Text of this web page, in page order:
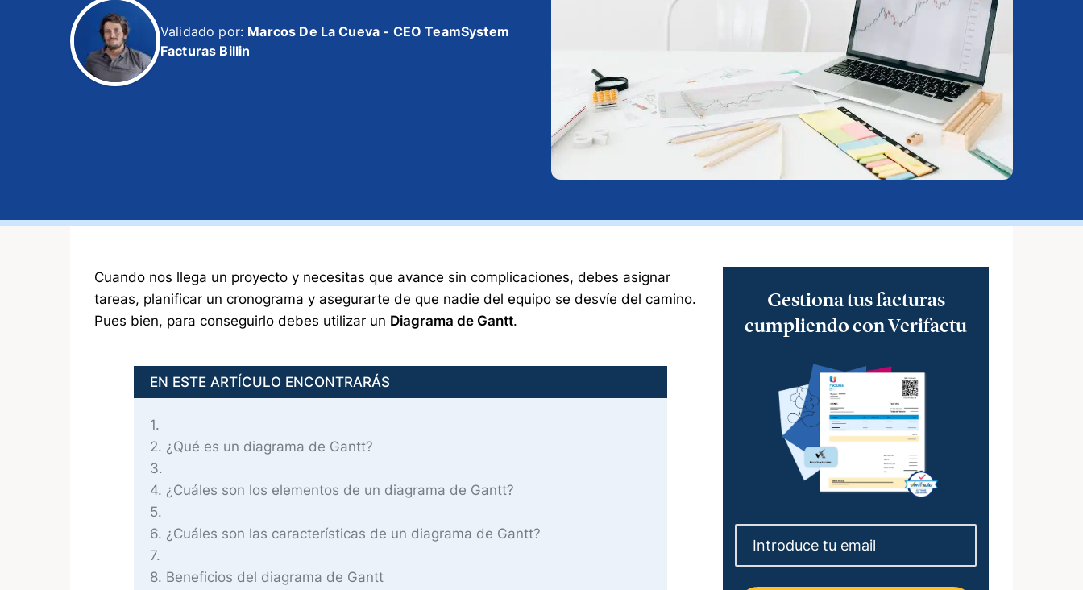
Validado por: Marcos De La Cueva - CEO TeamSystem
Facturas Billin
Cuando nos llega un proyecto y necesitas que avance sin complicaciones, debes asignar
tareas, planificar un cronograma y asegurarte de que nadie del equipo se desvíe del camino.
Pues bien, para conseguirlo debes utilizar un Diagrama de Gantt.
EN ESTE ARTÍCULO ENCONTRARÁS
1
2 ¿Qué es un diagrama de Gantt?
3
4 ¿Cuáles son los elementos de un diagrama de Gantt?
5
6 ¿Cuáles son las características de un diagrama de Gantt?
7
8 Beneficios del diagrama de Gantt
Gestiona tus facturas
cumpliendo con Verifactu